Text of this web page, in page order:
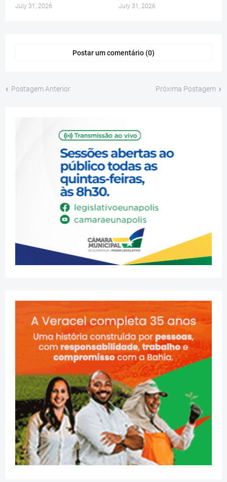
July 31, 2026 July 31, 2026
Postar um comentário (0)
Postagem Anterior Próxima Postagem